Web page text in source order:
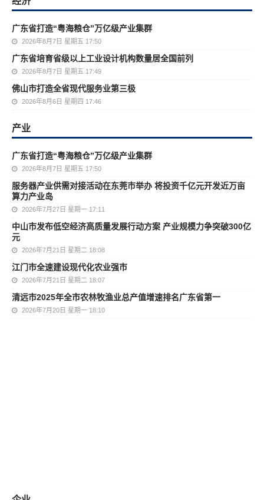
广东省打造“粤海粮仓”万亿级产业集群
2026年8月7日 星期五 17:50
广东省培育省级以上工业设计机构数量居全国前列
2026年8月7日 星期五 17:49
佛山市打造全省现代服务业第三极
2026年8月6日 星期四 17:46
产业
广东省打造“粤海粮仓”万亿级产业集群
2026年8月7日 星期五 17:50
服务器产业供需对接活动在东莞市举办 将投资千亿元开发近万亩
算力产业岛
2026年7月27日 星期一 17:11
中山市发布低空经济高质量发展行动方案 产业规模力争突破300亿
元
2026年7月21日 星期二 18:08
江门市全速建设现代化农业强市
2026年7月21日 星期二 18:07
清远市2025年全市农林牧渔业总产值增速排名广东省第一
2026年7月20日 星期一 18:10